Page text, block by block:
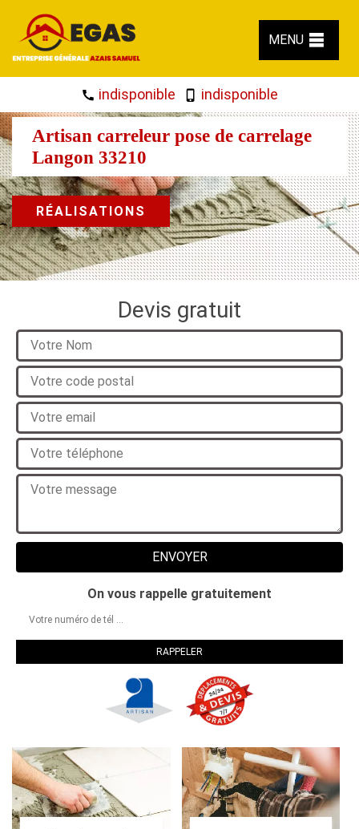
MENU
indisponible indisponible
Artisan carreleur pose de carrelage
Langon 33210
RÉALISATIONS
Devis gratuit
On vous rappelle gratuitement